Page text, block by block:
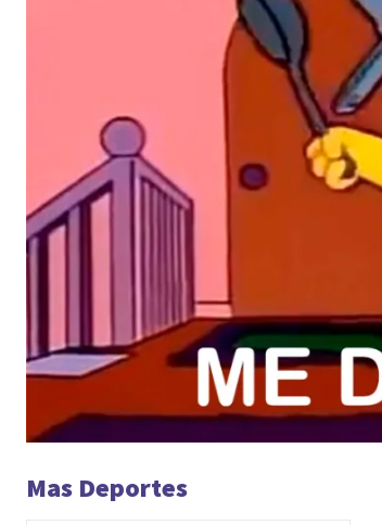
Mas Deportes